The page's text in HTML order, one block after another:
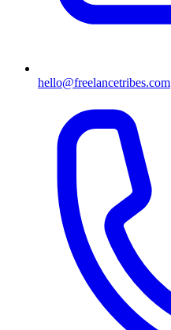
hello@freelancetribes.com